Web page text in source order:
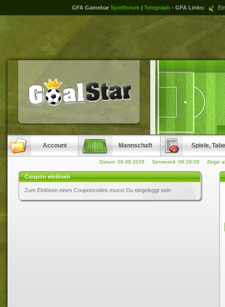
GFA Gamebar Spielforum | Telegraph - GFA Links:
Account Mannschaft Spiele,
Datum: 09.08.2026 Serverzeit: 08:29:08 Zeige
Coupon einlösen
Zum Einlösen eines Couponcodes musst Du eingeloggt sein